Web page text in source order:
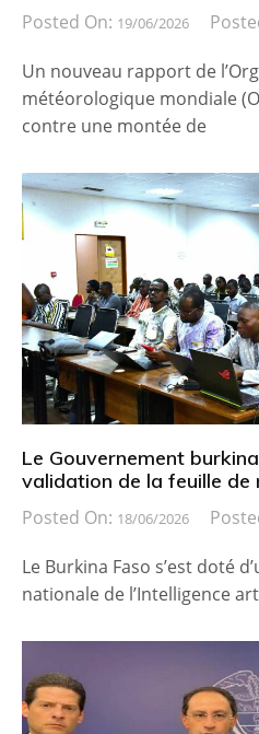
Posted On: 19/06/2026
Un nouveau rapport de
météorologique mondiale
contre une montée de
Le Gouvernement
validation de la feuille de
Posted On: 18/06/2026
Le Burkina Faso s’est doté
nationale de l’Intelligence